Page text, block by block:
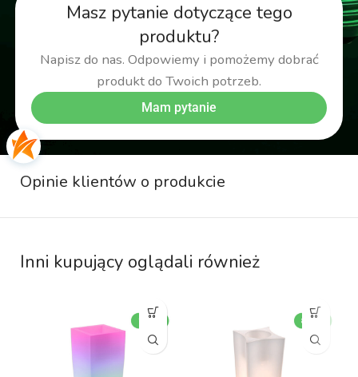
Masz pytanie dotyczące tego
produktu?
Napisz do nas. Odpowiemy i pomożemy dobrać
produkt do Twoich potrzeb.
Mam pytanie
Opinie klientów o produkcie
Inni kupujący oglądali również